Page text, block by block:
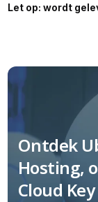
Let op: wordt
Ontdek
Hosting,
Cloud Key